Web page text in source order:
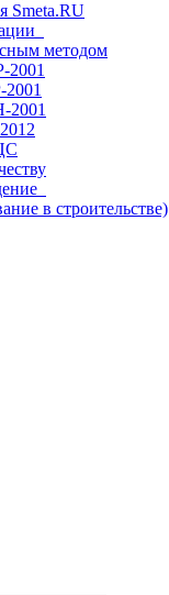
Smeta.RU
методом
2001
2001
в строительстве)